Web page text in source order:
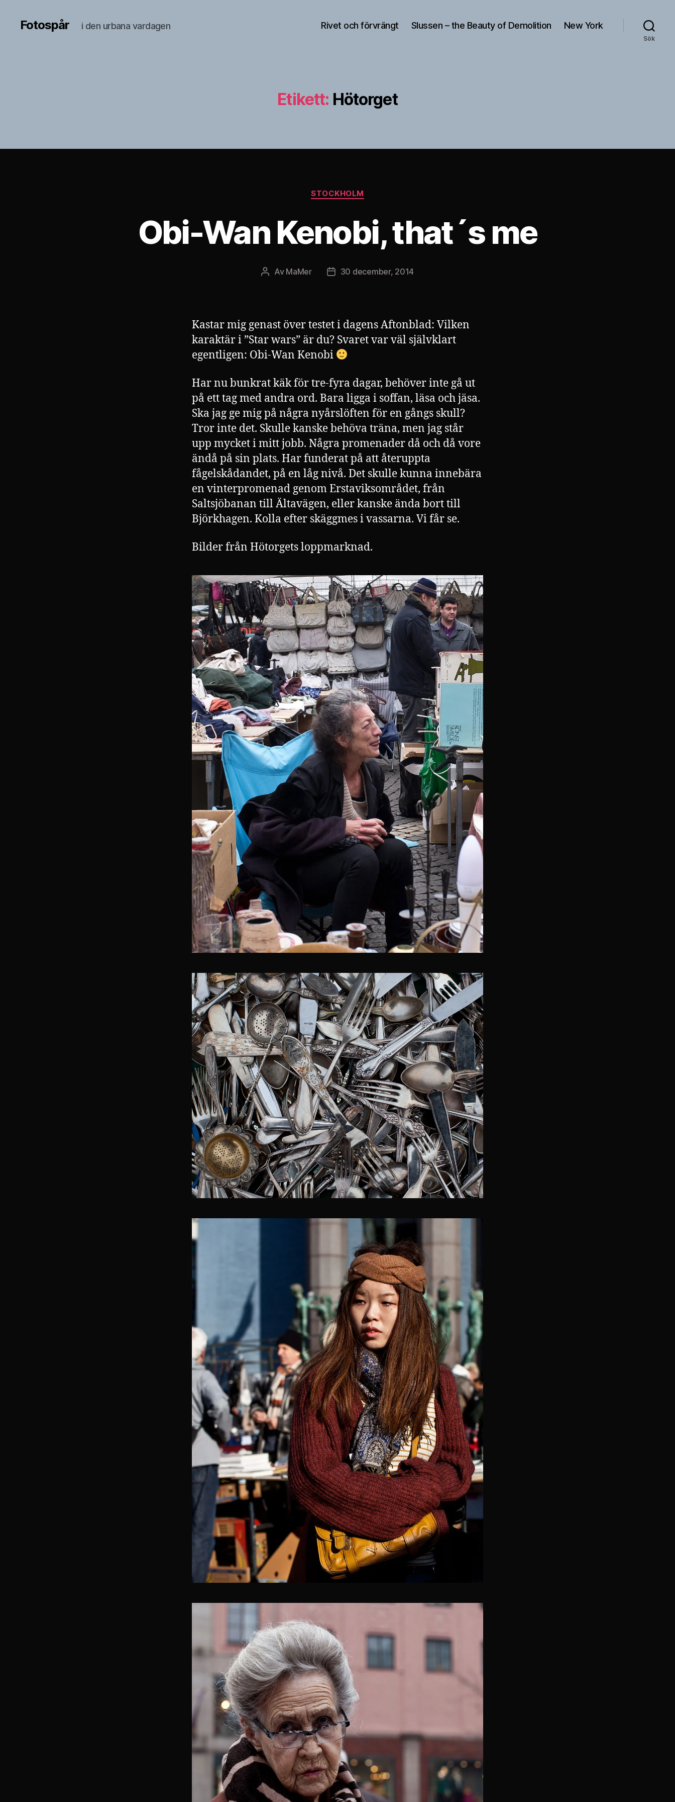
Fotospår i den urbana vardagen Rivet och förvrängt Slussen – the Beauty of Demolition New York
Sök
Etikett: Hötorget
Kategorier
STOCKHOLM
Obi-Wan Kenobi, that´s me
Inläggsförfattare
Av MaMer Inläggsdatum
30 december, 2014
Kastar mig genast över testet i dagens Aftonblad: Vilken
karaktär i ”Star wars” är du? Svaret var väl självklart
egentligen: Obi-Wan Kenobi
Har nu bunkrat käk för tre-fyra dagar, behöver inte gå ut
på ett tag med andra ord. Bara ligga i soffan, läsa och jäsa.
Ska jag ge mig på några nyårslöften för en gångs skull?
Tror inte det. Skulle kanske behöva träna, men jag står
upp mycket i mitt jobb. Några promenader då och då vore
ändå på sin plats. Har funderat på att återuppta
fågelskådandet, på en låg nivå. Det skulle kunna innebära
en vinterpromenad genom Erstaviksområdet, från
Saltsjöbanan till Ältavägen, eller kanske ända bort till
Björkhagen. Kolla efter skäggmes i vassarna. Vi får se.
Bilder från Hötorgets loppmarknad.